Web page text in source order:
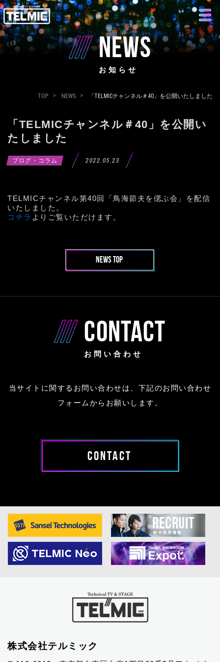
NEWS
お知らせ
TOP NEWS 「TELMICチャンネル＃40」を公開いたしました
「TELMICチャンネル＃40」を公開い
たしました
ブログ・コラム 2022.05.23
TELMICチャンネル第40回「鳥海節夫を偲ぶ会」を配信
いたしました。
コチラ よりご覧いただけます。
NEWS TOP
CONTACT
お問い合わせ
当サイトに関するお問い合わせは、下記のお問い合わせ
フォームからお願いします。
CONTACT
株式会社テルミック